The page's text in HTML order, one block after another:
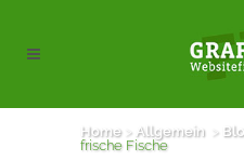
Home> Allgemein >
frische Fische